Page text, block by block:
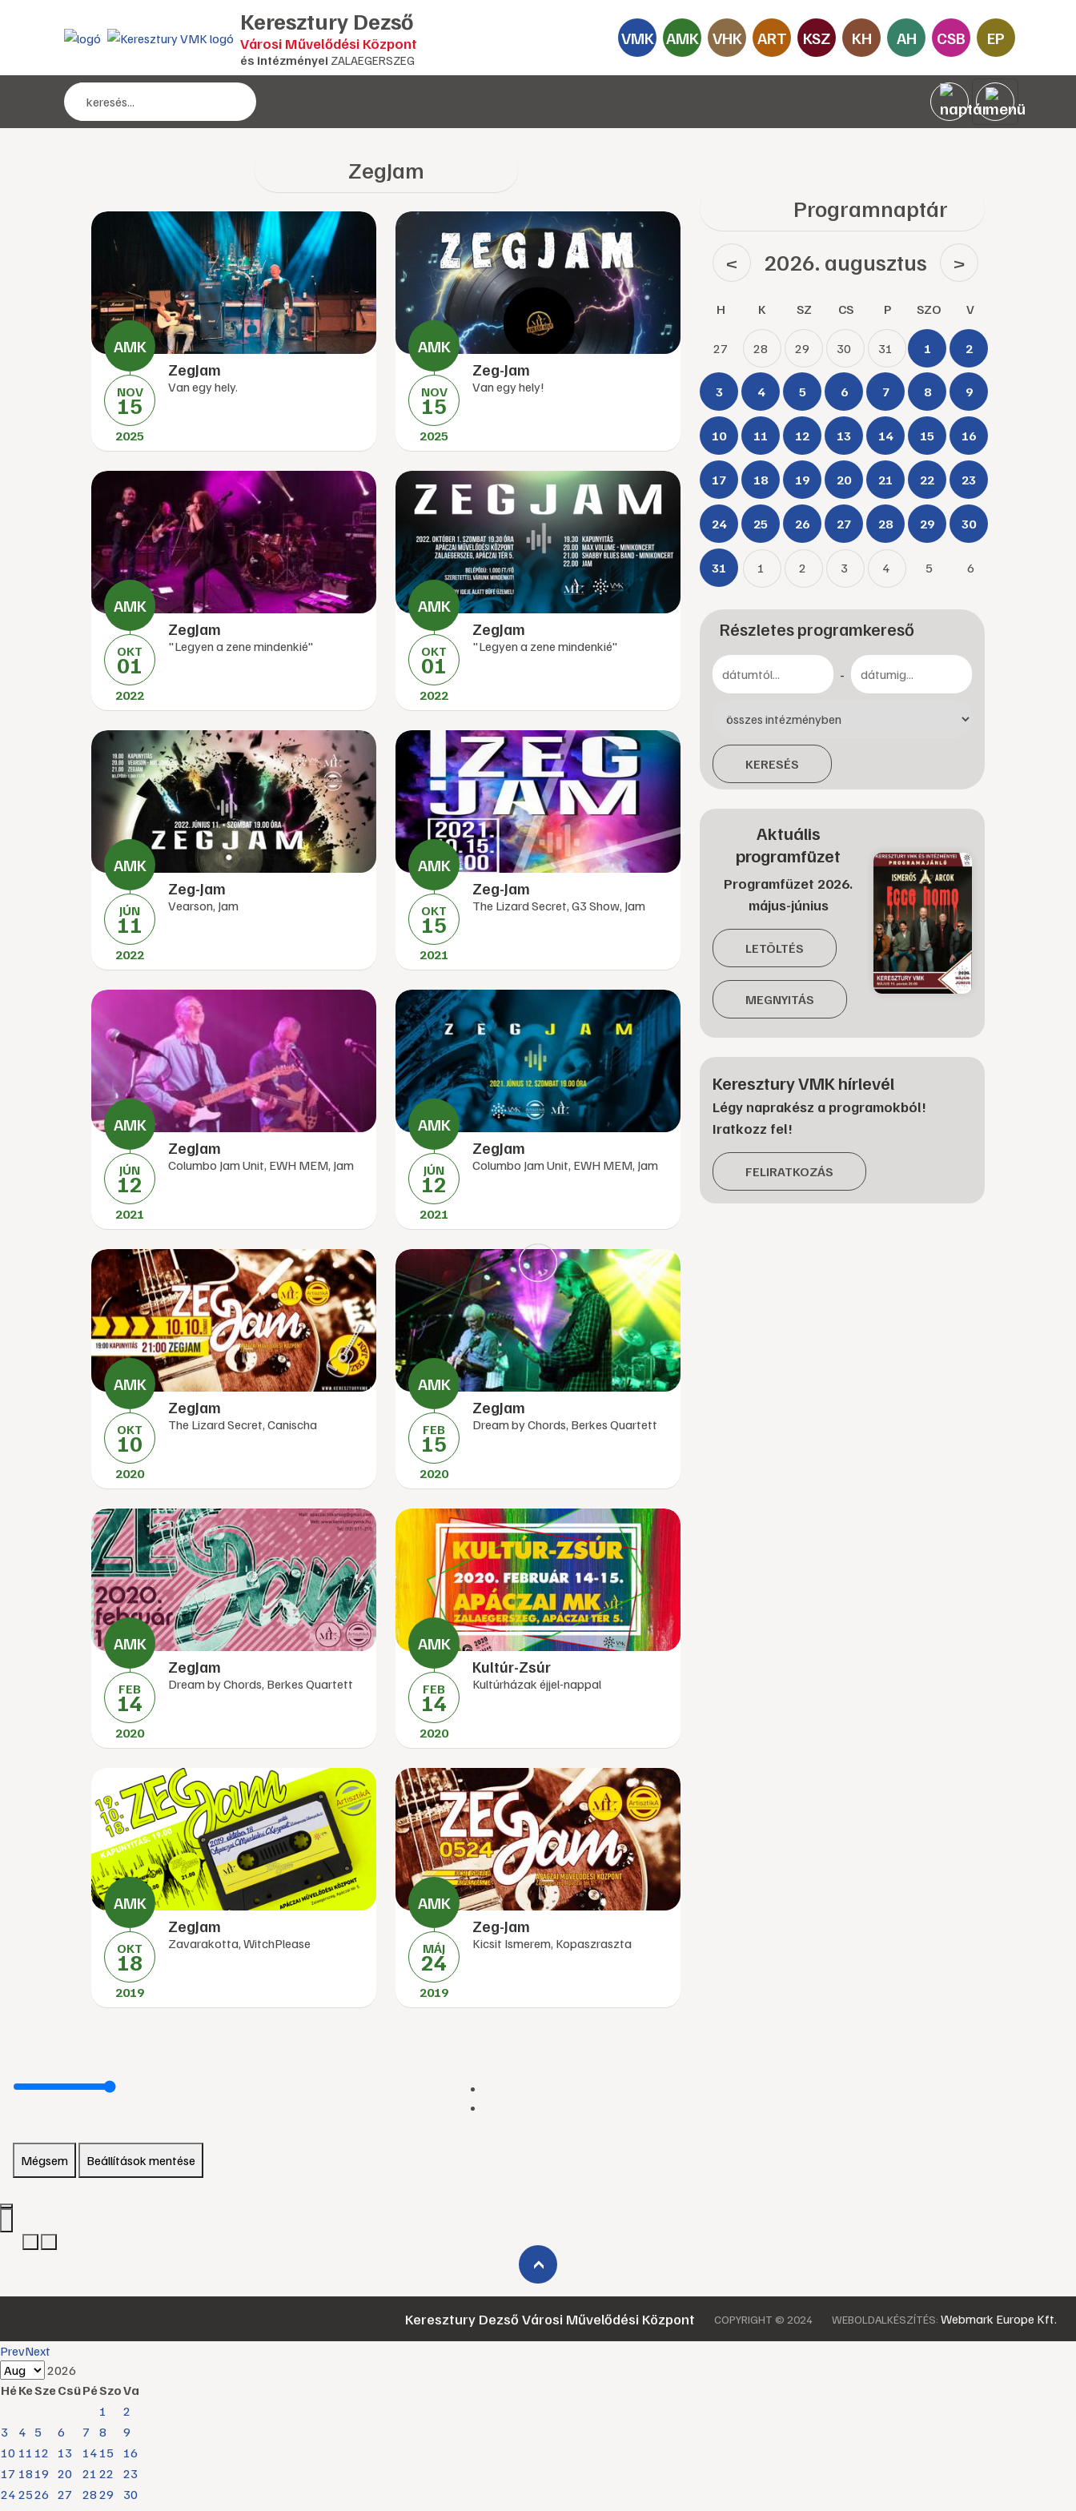
Keresztury Dezső
Városi Művelődési Központ
és intézményei ZALAEGERSZEG
VMK AMK VHK ART KSZ KH AH CSB EP
ZegJam
NOV
15
2025
ZegJam
Van egy hely. NOV
15
2025
Zeg-Jam
Van egy hely!
OKT
01
2022
ZegJam
"Legyen a zene mindenkié" OKT
01
2022
ZegJam
"Legyen a zene mindenkié"
JÚN
11
2022
Zeg-Jam
Vearson, Jam OKT
15
2021
Zeg-Jam
The Lizard Secret, G3 Show, Jam
JÚN
12
2021
ZegJam
Columbo Jam Unit, EWH MEM, Jam JÚN
12
2021
ZegJam
Columbo Jam Unit, EWH MEM, Jam
OKT
10
2020
ZegJam
The Lizard Secret, Canischa FEB
15
2020
ZegJam
Dream by Chords, Berkes Quartett
FEB
14
2020
ZegJam
Dream by Chords, Berkes Quartett FEB
14
2020
Kultúr-Zsúr
Kultúrházak éjjel-nappal
OKT
18
2019
ZegJam
Zavarakotta, WitchPlease MÁJ
24
2019
Zeg-Jam
Kicsit Ismerem, Kopaszraszta
Programnaptár
< 2026. augusztus >
H K SZ CS P SZO V
27 28 29 30 31 1 2
3 4 5 6 7 8 9
10 11 12 13 14 15 16
17 18 19 20 21 22 23
24 25 26 27 28 29 30
31 1 2 3 4 5 6
Részletes programkereső
-
KERESÉS
Aktuális
programfüzet
Programfüzet 2026.
május-június
LETÖLTÉS
MEGNYITÁS
Keresztury VMK hírlevél
Légy naprakész a programokból!
Iratkozz fel!
FELIRATKOZÁS
Mégsem Beállítások mentése
›
Keresztury Dezső Városi Művelődési Központ COPYRIGHT © 2024 WEBOLDALKÉSZÍTÉS: Webmark Europe Kft.
PrevNext
2026
HéKeSzeCsüPéSzoVa
1
2
3
4 5 6 7 8
9
10 11 12 13 14 15
16
17 18 19 20 21 22
23
24 2526 27 28 29
30